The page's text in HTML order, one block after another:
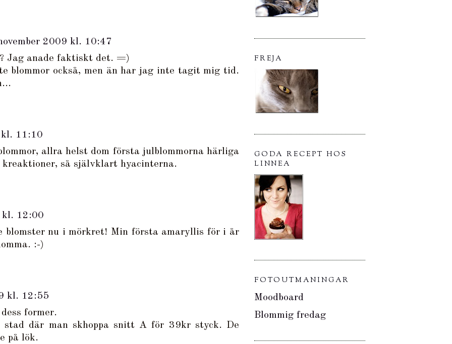
2009 kl. 10:47
Jag anade faktiskt det. =)
blommor också, men än har jag inte tagit mig tid.
kl. 11:10
allra helst dom första julblommorna härliga
så självklart hyacinterna.
kl. 12:00
blomster nu i mörkret! Min första amaryllis för i år
:-)
kl. 12:55
former.
där man skhoppa snitt A för 39kr styck. De
på lök.
FREJA
GODA RECEPT HOS
LINNEA
FOTOUTMANINGAR
Moodboard
Blommig fredag